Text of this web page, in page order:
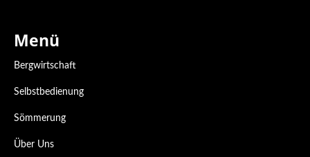
Menü
Bergwirtschaft
Selbstbedienung
Sömmerung
Über Uns